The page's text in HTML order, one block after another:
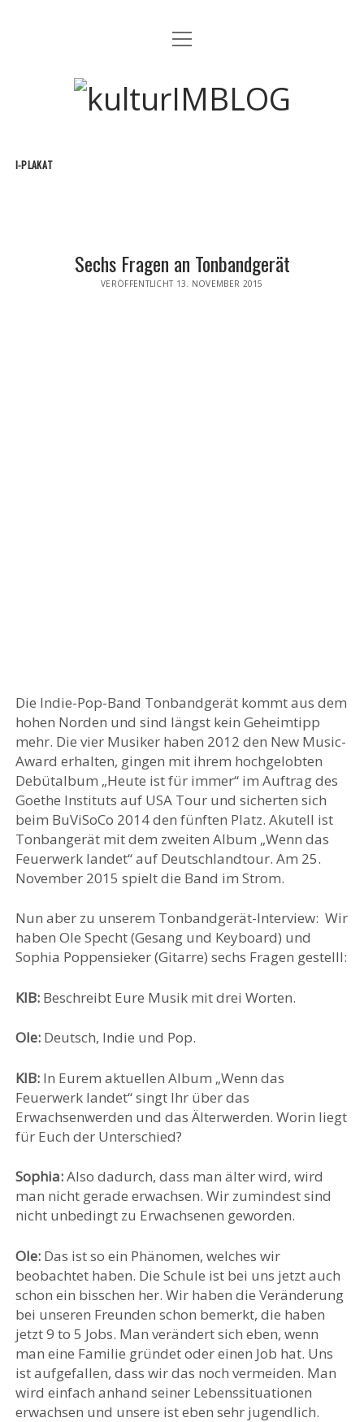
MUSIK
FILM
Menü
öffnen
kulturIMBLOG
I-PLAKAT
Sechs Fragen an Tonbandgerät
VERÖFFENTLICHT 13. NOVEMBER 2015
Die Indie-Pop-Band Tonbandgerät kommt aus dem
hohen Norden und sind längst kein Geheimtipp
mehr. Die vier Musiker haben 2012 den New Music-
Award erhalten, gingen mit ihrem hochgelobten
Debütalbum „Heute ist für immer“ im Auftrag des
Goethe Instituts auf USA Tour und sicherten sich
beim BuViSoCo 2014 den fünften Platz. Akutell ist
Tonbangerät mit dem zweiten Album „Wenn das
Feuerwerk landet“ auf Deutschlandtour. Am 25.
November 2015 spielt die Band im Strom.
Nun aber zu unserem Tonbandgerät-Interview: Wir
haben Ole Specht (Gesang und Keyboard) und
Sophia Poppensieker (Gitarre) sechs Fragen gestelll:
KIB: Beschreibt Eure Musik mit drei Worten.
Ole:Deutsch, Indie und Pop.
KIB:In Eurem aktuellen Album „Wenn das
Feuerwerk landet“ singt Ihr über das
Erwachsenwerden und das Älterwerden. Worin liegt
für Euch der Unterschied?
Sophia:Also dadurch, dass man älter wird, wird
man nicht gerade erwachsen. Wir zumindest sind
nicht unbedingt zu Erwachsenen geworden.
Ole:Das ist so ein Phänomen, welches wir
beobachtet haben. Die Schule ist bei uns jetzt auch
schon ein bisschen her. Wir haben die Veränderung
bei unseren Freunden schon bemerkt, die haben
jetzt 9 to 5 Jobs. Man verändert sich eben, wenn
man eine Familie gründet oder einen Job hat. Uns
ist aufgefallen, dass wir das noch vermeiden. Man
wird einfach anhand seiner Lebenssituationen
erwachsen und unsere ist eben sehr jugendlich.